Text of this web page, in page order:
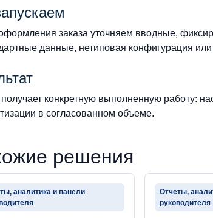
заказа уточняем вводные,
данные, нетиповая конфигурация
получает конкретную выполненную работу:
в согласованном объеме.
решения
аналитика и панели
Отчеты,
руководителя